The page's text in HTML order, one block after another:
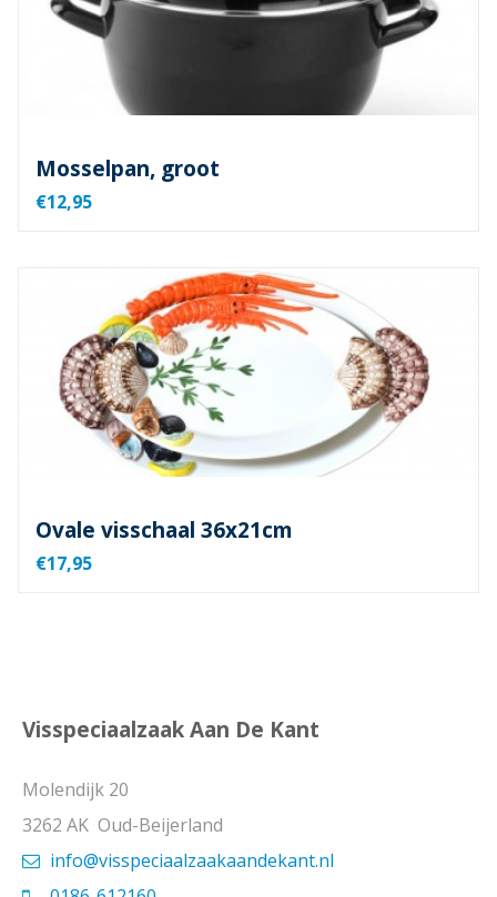
Mosselpan, groot
€12,95
Ovale visschaal 36x21cm
€17,95
Visspeciaalzaak Aan De Kant
Molendijk 20
3262 AK Oud-Beijerland
info@visspeciaalzaakaandekant.nl